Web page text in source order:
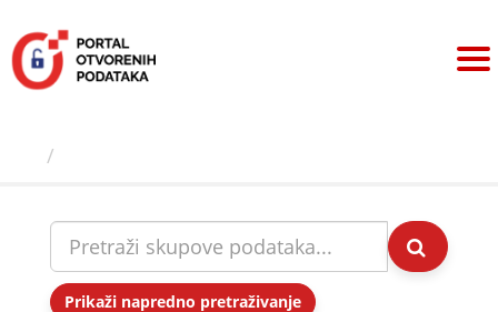
sadržaj
Prikaži napredno pretraživanje